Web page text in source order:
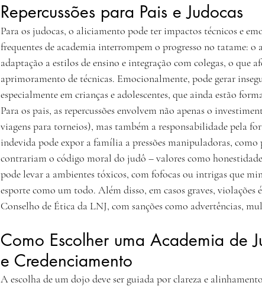
Repercussões para Pais e Judocas
Para os judocas, o aliciamento pode ter impactos técnicos e
frequentes de academia interrompem o progresso no tatame:
adaptação a estilos de ensino e integração com colegas, o que
aprimoramento de técnicas. Emocionalmente, pode gerar
especialmente em crianças e adolescentes, que ainda estão
Para os pais, as repercussões envolvem não apenas o
viagens para torneios), mas também a responsabilidade pela
indevida pode expor a família a pressões manipuladoras, como
contrariam o código moral do judô – valores como
pode levar a ambientes tóxicos, com fofocas ou intrigas que
esporte como um todo. Além disso, em casos graves, violações
Conselho de Ética da LNJ, com sanções como advertências,
Como Escolher uma Academia de
e Credenciamento
A escolha de um dojo deve ser guiada por clareza e